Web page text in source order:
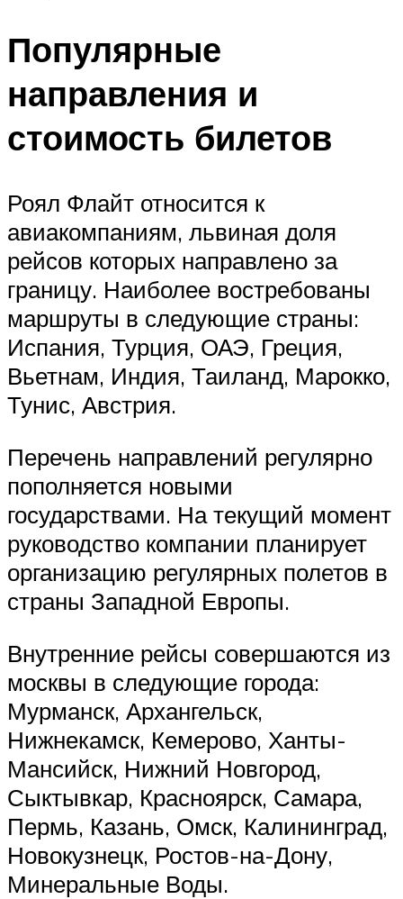
Популярные
направления и
стоимость билетов
Роял Флайт относится к
авиакомпаниям, львиная доля
рейсов которых направлено за
границу. Наиболее востребованы
маршруты в следующие страны:
Испания, Турция, ОАЭ, Греция,
Вьетнам, Индия, Таиланд, Марокко,
Тунис, Австрия.
Перечень направлений регулярно
пополняется новыми
государствами. На текущий момент
руководство компании планирует
организацию регулярных полетов в
страны Западной Европы.
Внутренние рейсы совершаются из
москвы в следующие города:
Мурманск, Архангельск,
Нижнекамск, Кемерово, Ханты-
Мансийск, Нижний Новгород,
Сыктывкар, Красноярск, Самара,
Пермь, Казань, Омск, Калининград,
Новокузнецк, Ростов-на-Дону,
Минеральные Воды.